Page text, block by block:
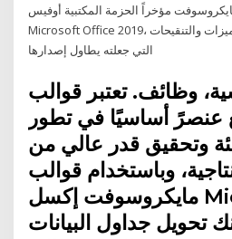
مؤخراً الحزمة المكتبية أوفيس
Microsoft Office 2019، والتي أضافت لها الكثير من الميزات والتنقيحات
التي جعلته يطاول إصدارها
وظائف. تعتبر قوالب
عنصرً أساسيًا في تطور
وتحقيق قدر عالي من
وباستخدام قوالب
مايكروسوفت إكسل Microsoft Excel
تحويل جداول البيانات